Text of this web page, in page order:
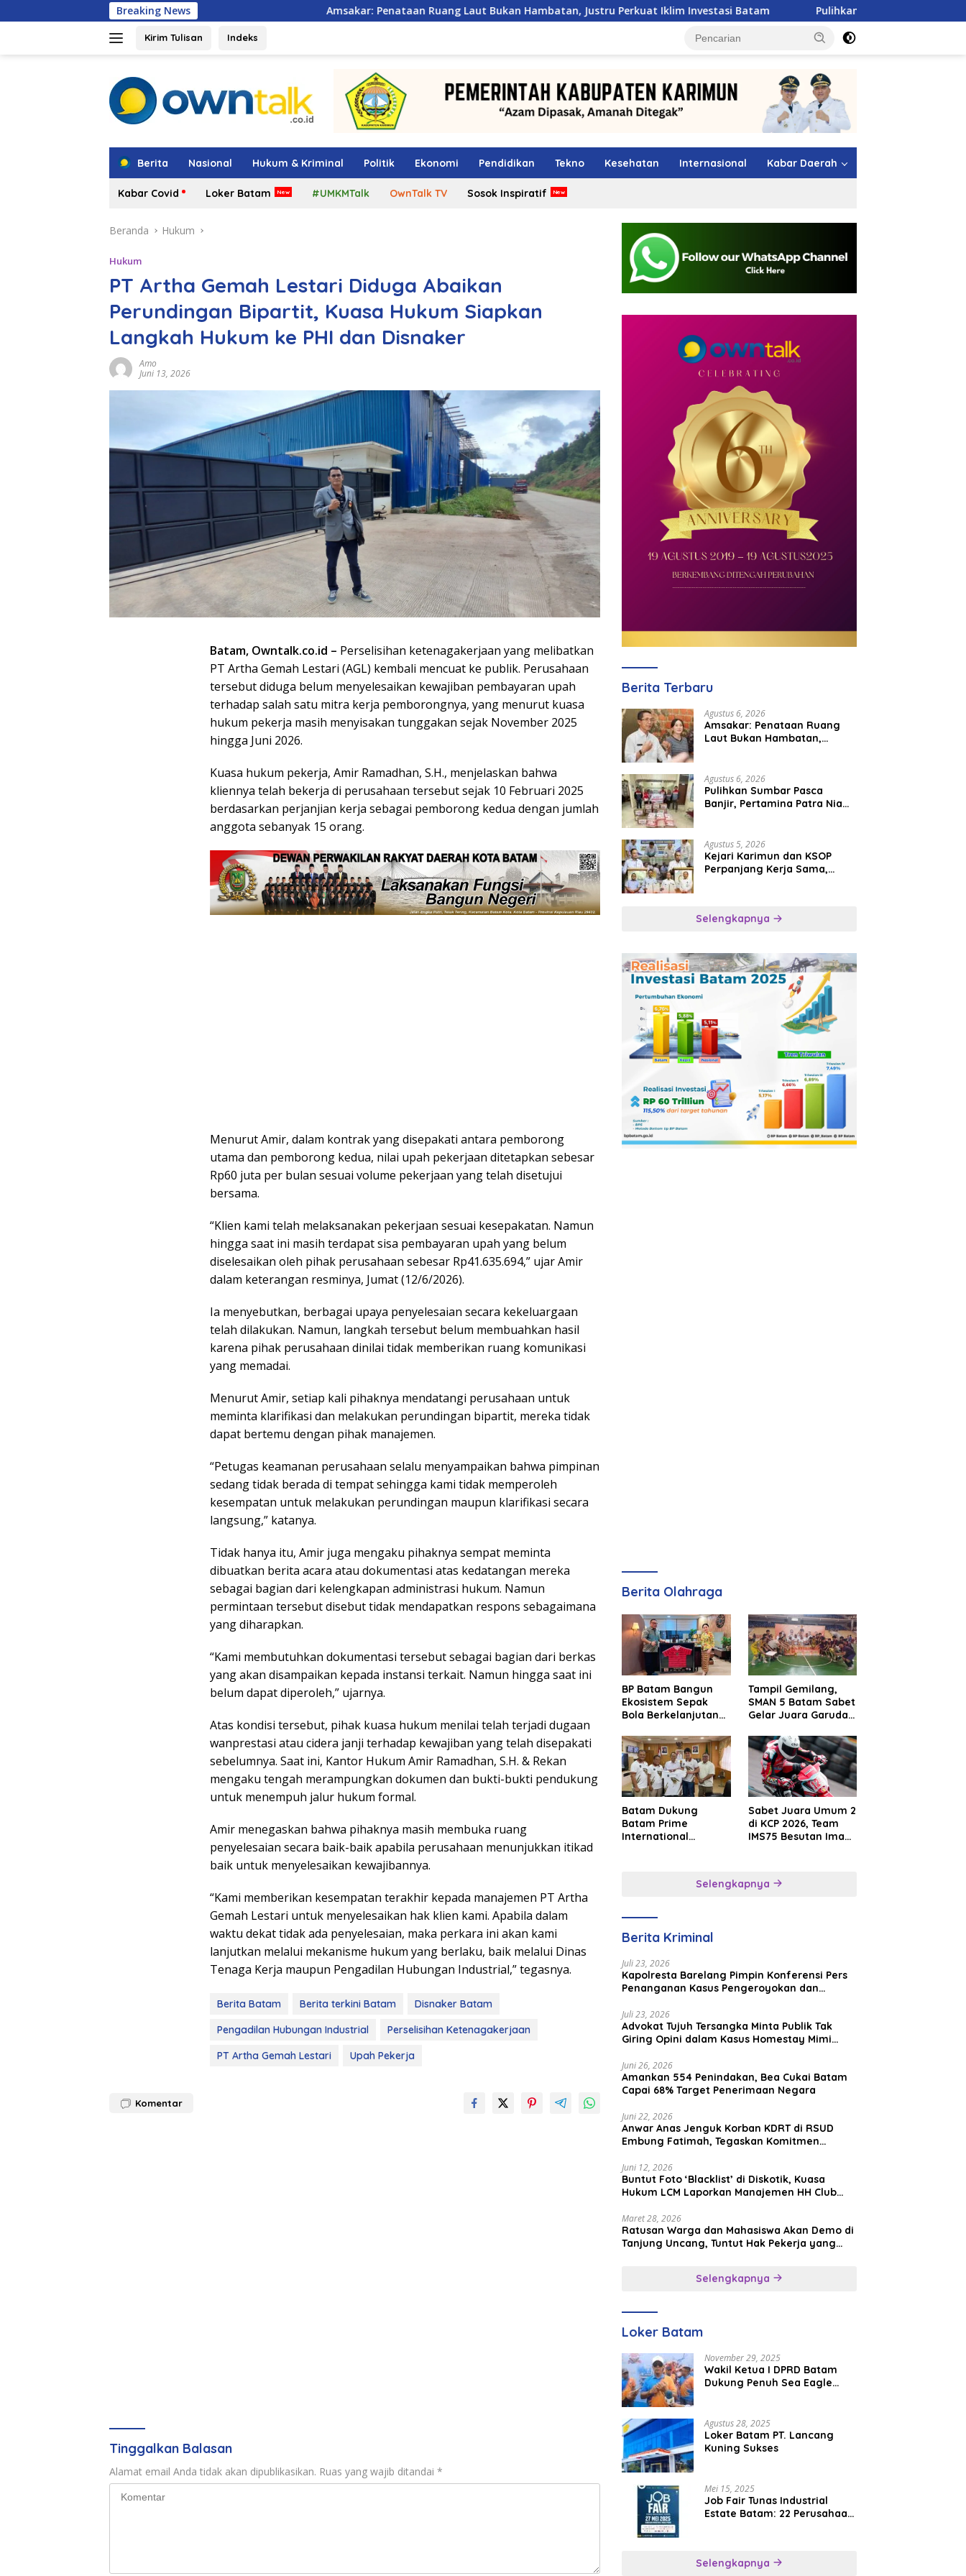
ke
Breaking News Amsakar: Penataan Ruang Laut Bukan Hambatan, Justru Perkuat Iklim Investasi Batam Pulihkan Sumbar Pasca Banjir, Pertamina Patra
Kirim Tulisan Indeks
Berita Nasional Hukum & Kriminal Politik Ekonomi Pendidikan Tekno Kesehatan Internasional Kabar Daerah
Kabar Covid Loker Batam #UMKMTalk OwnTalk TV Sosok Inspiratif
Beranda Hukum
Hukum
PT Artha Gemah Lestari Diduga Abaikan
Perundingan Bipartit, Kuasa Hukum Siapkan
Langkah Hukum ke PHI dan Disnaker
Amo
Juni 13, 2026
Batam, Owntalk.co.id – Perselisihan ketenagakerjaan yang melibatkan
PT Artha Gemah Lestari (AGL) kembali mencuat ke publik. Perusahaan
tersebut diduga belum menyelesaikan kewajiban pembayaran upah
terhadap salah satu mitra kerja pemborongnya, yang menurut kuasa
hukum pekerja masih menyisakan tunggakan sejak November 2025
hingga Juni 2026.
Kuasa hukum pekerja, Amir Ramadhan, S.H., menjelaskan bahwa
kliennya telah bekerja di perusahaan tersebut sejak 10 Februari 2025
berdasarkan perjanjian kerja sebagai pemborong kedua dengan jumlah
anggota sebanyak 15 orang.
Menurut Amir, dalam kontrak yang disepakati antara pemborong
utama dan pemborong kedua, nilai upah pekerjaan ditetapkan sebesar
Rp60 juta per bulan sesuai volume pekerjaan yang telah disetujui
bersama.
“Klien kami telah melaksanakan pekerjaan sesuai kesepakatan. Namun
hingga saat ini masih terdapat sisa pembayaran upah yang belum
diselesaikan oleh pihak perusahaan sebesar Rp41.635.694,” ujar Amir
dalam keterangan resminya, Jumat (12/6/2026).
Ia menyebutkan, berbagai upaya penyelesaian secara kekeluargaan
telah dilakukan. Namun, langkah tersebut belum membuahkan hasil
karena pihak perusahaan dinilai tidak memberikan ruang komunikasi
yang memadai.
Menurut Amir, setiap kali pihaknya mendatangi perusahaan untuk
meminta klarifikasi dan melakukan perundingan bipartit, mereka tidak
dapat bertemu dengan pihak manajemen.
“Petugas keamanan perusahaan selalu menyampaikan bahwa pimpinan
sedang tidak berada di tempat sehingga kami tidak memperoleh
kesempatan untuk melakukan perundingan maupun klarifikasi secara
langsung,” katanya.
Tidak hanya itu, Amir juga mengaku pihaknya sempat meminta
dibuatkan berita acara atau dokumentasi atas kedatangan mereka
sebagai bagian dari kelengkapan administrasi hukum. Namun
permintaan tersebut disebut tidak mendapatkan respons sebagaimana
yang diharapkan.
“Kami membutuhkan dokumentasi tersebut sebagai bagian dari berkas
yang akan disampaikan kepada instansi terkait. Namun hingga saat ini
belum dapat diperoleh,” ujarnya.
Atas kondisi tersebut, pihak kuasa hukum menilai telah terjadi dugaan
wanprestasi atau cidera janji terhadap kewajiban yang telah disepakati
sebelumnya. Saat ini, Kantor Hukum Amir Ramadhan, S.H. & Rekan
mengaku tengah merampungkan dokumen dan bukti-bukti pendukung
untuk menempuh jalur hukum formal.
Amir menegaskan bahwa pihaknya masih membuka ruang
penyelesaian secara baik-baik apabila perusahaan menunjukkan itikad
baik untuk menyelesaikan kewajibannya.
“Kami memberikan kesempatan terakhir kepada manajemen PT Artha
Gemah Lestari untuk menyelesaikan hak klien kami. Apabila dalam
waktu dekat tidak ada penyelesaian, maka perkara ini akan kami
lanjutkan melalui mekanisme hukum yang berlaku, baik melalui Dinas
Tenaga Kerja maupun Pengadilan Hubungan Industrial,” tegasnya.
Berita Batam Berita terkini Batam
Disnaker Batam
Pengadilan Hubungan Industrial
Perselisihan Ketenagakerjaan
PT Artha Gemah Lestari
Upah Pekerja
Komentar
Tinggalkan Balasan
Alamat email Anda tidak akan dipublikasikan. Ruas yang wajib ditandai *
Berita Terbaru
Agustus 6, 2026
Amsakar: Penataan Ruang
Laut Bukan Hambatan,
Agustus 6, 2026
Pulihkan Sumbar Pasca
Banjir, Pertamina Patra Niaga
Agustus 5, 2026
Kejari Karimun dan KSOP
Perpanjang Kerja Sama,
Selengkapnya
Berita Olahraga
BP Batam Bangun
Ekosistem Sepak
Bola Berkelanjutan
Premier FC
Tampil Gemilang,
SMAN 5 Batam Sabet
Gelar Juara Garuda
2026
Batam Dukung
Batam Prime
International
Indonesia–
Malaysia
Sabet Juara Umum 2
di KCP 2026, Team
IMS75 Besutan Iman
Selengkapnya
Berita Kriminal
Juli 23, 2026
Kapolresta Barelang Pimpin Konferensi Pers
Penanganan Kasus Pengeroyokan dan
Juli 23, 2026
Advokat Tujuh Tersangka Minta Publik Tak
Giring Opini dalam Kasus Homestay Mimi
Juni 26, 2026
Amankan 554 Penindakan, Bea Cukai Batam
Capai 68% Target Penerimaan Negara
Juni 22, 2026
Anwar Anas Jenguk Korban KDRT di RSUD
Embung Fatimah, Tegaskan Komitmen
Juni 12, 2026
Buntut Foto ‘Blacklist’ di Diskotik, Kuasa
Hukum LCM Laporkan Manajemen HH Club
Maret 28, 2026
Ratusan Warga dan Mahasiswa Akan Demo di
Tanjung Uncang, Tuntut Hak Pekerja yang
Selengkapnya
Loker Batam
November 29, 2025
Wakil Ketua I DPRD Batam
Dukung Penuh Sea Eagle
Agustus 28, 2025
Loker Batam PT. Lancang
Kuning Sukses
Mei 15, 2025
Job Fair Tunas Industrial
Estate Batam: 22 Perusahaan
Selengkapnya